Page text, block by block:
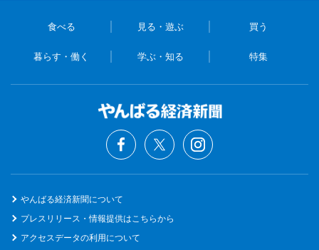
食べる 見る・遊ぶ 買う
暮らす・働く 学ぶ・知る 特集
やんばる経済新聞について
プレスリリース・情報提供はこちらから
アクセスデータの利用について